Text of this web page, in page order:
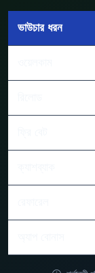
ভাউচার ধরন